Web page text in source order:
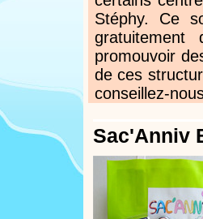
Stéphy. Ce
gratuitement
promouvoir
de ces
conseillez-
Sac'Anniv